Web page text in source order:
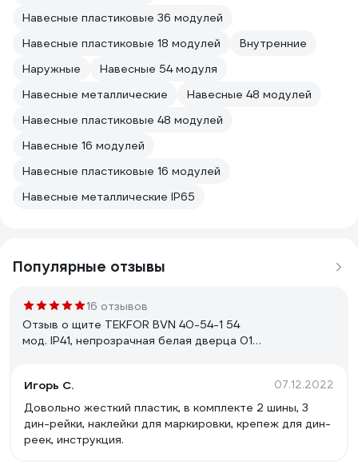
Навесные пластиковые 36 модулей
Навесные пластиковые 18 модулей
Внутренние
Наружные
Навесные 54 модуля
Навесные металлические
Навесные 48 модулей
Навесные пластиковые 48 модулей
Навесные 16 модулей
Навесные пластиковые 16 модулей
Навесные металлические IP65
Популярные отзывы
16 отзывов
Отзыв о щите TEKFOR BVN 40-54-1 54
мод. IP41, непрозрачная белая дверца 01-
Игорь С.
07.12.2022
Довольно жесткий пластик, в комплекте 2 шины, 3
дин-рейки, наклейки для маркировки, крепеж для дин-
реек, инструкция.